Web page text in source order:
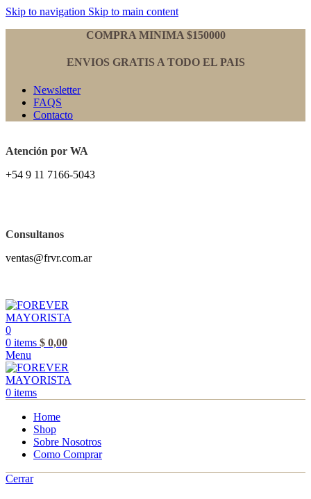
Skip to navigation Skip to main content
COMPRA MINIMA $150000
ENVIOS GRATIS A TODO EL PAIS
Newsletter
FAQS
Contacto
Atención por WA
+54 9 11 7166-5043
Consultanos
ventas@frvr.com.ar
0
0 items $ 0,00
Menu
0 items
Home
Shop
Sobre Nosotros
Como Comprar
Cerrar